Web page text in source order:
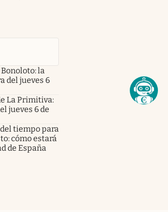
la
del jueves 6
La Primitiva:
jueves 6 de
tiempo para
cómo estará
de España